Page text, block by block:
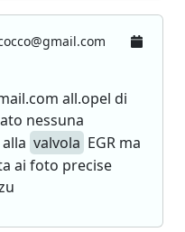
all.opel di
nessuna
valvola EGR ma
ai foto precise